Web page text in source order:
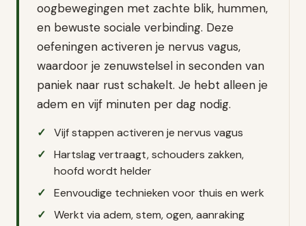
oogbewegingen met zachte blik, hummen,
en bewuste sociale verbinding. Deze
oefeningen activeren je nervus vagus,
waardoor je zenuwstelsel in seconden van
paniek naar rust schakelt. Je hebt alleen je
adem en vijf minuten per dag nodig.
Vijf stappen activeren je nervus vagus
Hartslag vertraagt, schouders zakken,
hoofd wordt helder
Eenvoudige technieken voor thuis en werk
Werkt via adem, stem, ogen, aanraking